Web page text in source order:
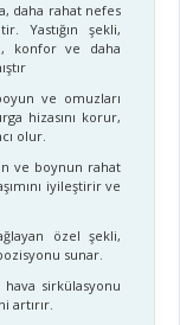
daha rahat nefes
Yastığın şekli,
konfor ve daha
ve omuzları
hizasını korur,
olur.
ve boynun rahat
iyileştirir ve
özel şekli,
sunar.
sirkülasyonu
artırır.